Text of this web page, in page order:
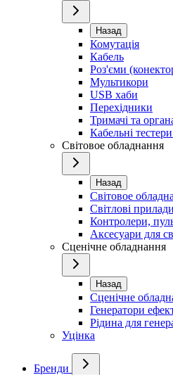
Назад
Комутація
Кабель
Роз'єми
Мультикори
USB хаби
Перехідники
Тримачі та
Кабельні
Світовое обладнання
Назад
Світовое
Світлові прилади
Контролери,
Аксесуари для
Сценічне обладнання
Назад
Сценічне
Генератори
Рідина для
Уцінка
Бренди